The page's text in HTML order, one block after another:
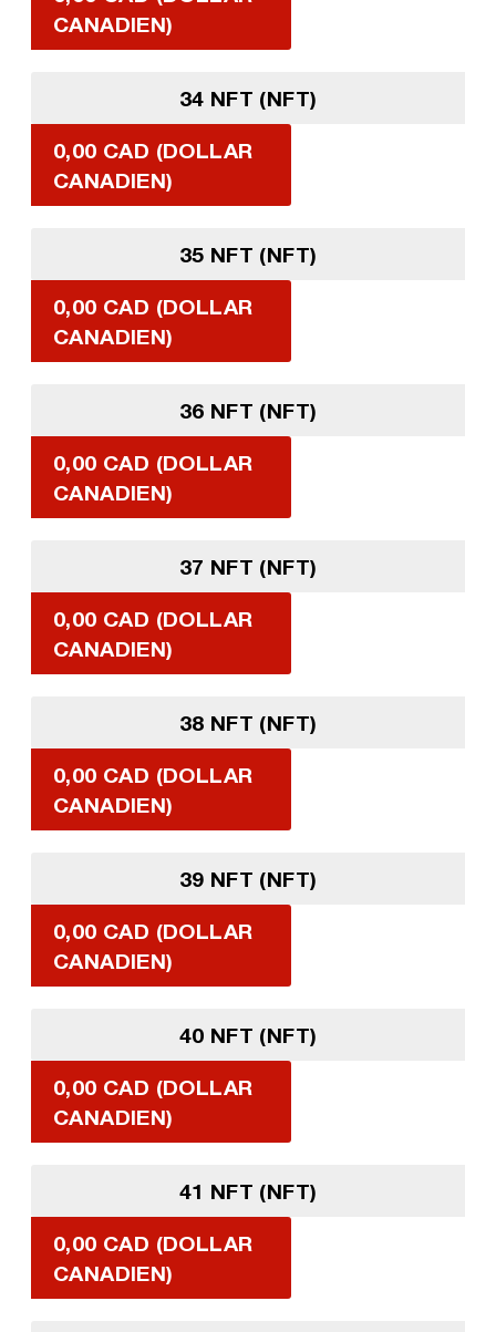
CANADIEN)
34 NFT (NFT)
0,00 CAD (DOLLAR
CANADIEN)
35 NFT (NFT)
0,00 CAD (DOLLAR
CANADIEN)
36 NFT (NFT)
0,00 CAD (DOLLAR
CANADIEN)
37 NFT (NFT)
0,00 CAD (DOLLAR
CANADIEN)
38 NFT (NFT)
0,00 CAD (DOLLAR
CANADIEN)
39 NFT (NFT)
0,00 CAD (DOLLAR
CANADIEN)
40 NFT (NFT)
0,00 CAD (DOLLAR
CANADIEN)
41 NFT (NFT)
0,00 CAD (DOLLAR
CANADIEN)